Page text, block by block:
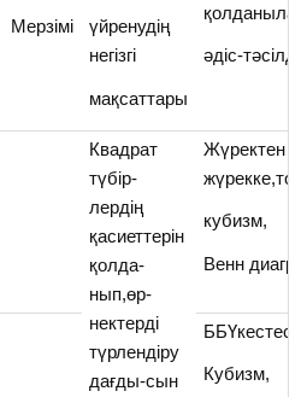
Мерзімі
үйренудің
негізгі
мақсаттары
әдіс-
Квадрат
түбір-
лердің
қасиеттерін
қолда-
нып,өр-
нектерді
түрлендіру
дағды-сын
Жүректен
кубизм,
Венн
ББҮкестесі,
Кубизм,